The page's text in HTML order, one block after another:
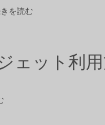
を読む
ェット利